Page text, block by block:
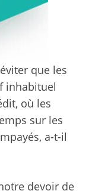
que les
inhabituel
où les
sur les
a-t-il
devoir de